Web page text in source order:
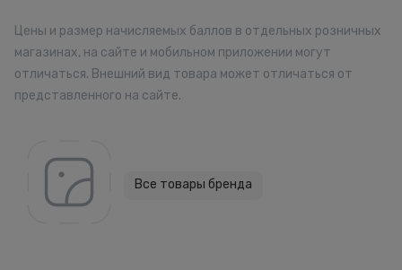
Цены и размер начисляемых баллов в отдельных розничных
магазинах, на сайте и мобильном приложении могут
отличаться. Внешний вид товара может отличаться от
представленного на сайте.
Все товары бренда